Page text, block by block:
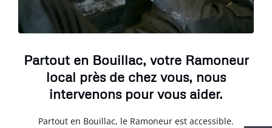
Partout en Bouillac, votre Ramoneur
local près de chez vous, nous
intervenons pour vous aider.
Partout en Bouillac, le Ramoneur est accessible.